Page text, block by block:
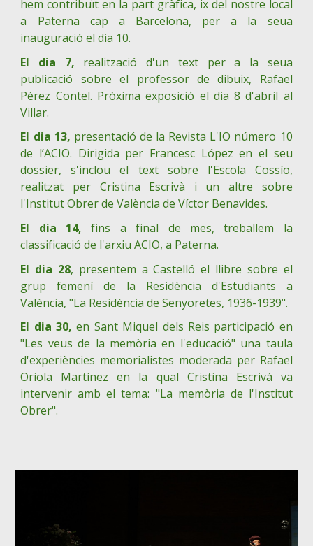
hem contribuït en la part gràfica, ix del nostre local
a Paterna cap a Barcelona, per a la seua
inauguració el dia 10.
El dia 7, realització d'un text per a la seua
publicació sobre el professor de dibuix, Rafael
Pérez Contel. Pròxima exposició el dia 8 d'abril al
Villar.
El dia 13, presentació de la Revista L'IO número 10
de l’ACIO. Dirigida per Francesc López en el seu
dossier, s'inclou el text sobre l'Escola Cossío,
realitzat per Cristina Escrivà i un altre sobre
l'Institut Obrer de València de Víctor Benavides.
El dia 14, fins a final de mes, treballem la
classificació de l'arxiu ACIO, a Paterna.
El dia 28, presentem a Castelló el llibre sobre el
grup femení de la Residència d'Estudiants a
València, "La Residència de Senyoretes, 1936-1939".
El dia 30, en Sant Miquel dels Reis participació en
"Les veus de la memòria en l'educació" una taula
d'experiències memorialistes moderada per Rafael
Oriola Martínez en la qual Cristina Escrivá va
intervenir amb el tema: "La memòria de l'Institut
Obrer".